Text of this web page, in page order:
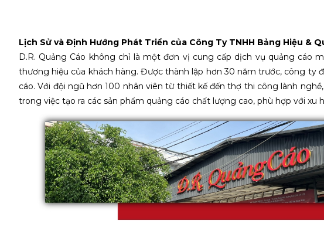
Lịch Sử và Định Hướng Phát Triển của Công Ty TNHH Bảng Hiệu &
D.R. Quảng Cáo không chỉ là một đơn vị cung cấp dịch vụ quảng cáo
thương hiệu của khách hàng. Được thành lập hơn 30 năm trước, công
cáo. Với đội ngũ hơn 100 nhân viên từ thiết kế đến thợ thi công lành
trong việc tạo ra các sản phẩm quảng cáo chất lượng cao, phù hợp với xu